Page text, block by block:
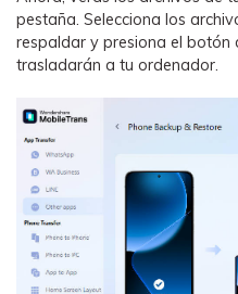
pestaña. Selecciona los
respaldar y presiona el botón
trasladarán a tu ordenador.